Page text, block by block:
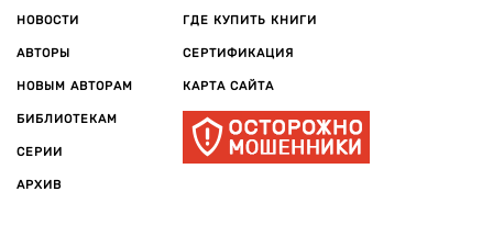
НОВОСТИ
АВТОРЫ
НОВЫМ АВТОРАМ
БИБЛИОТЕКАМ
СЕРИИ
АРХИВ
ГДЕ КУПИТЬ КНИГИ
СЕРТИФИКАЦИЯ
КАРТА САЙТА